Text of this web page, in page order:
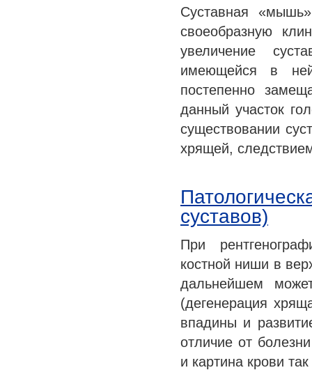
Суставная
своеобразную
увеличение
имеющейся в
постепенно
данный участок
существовании
хрящей,
суставов)
При
костной ниши в
дальнейшем
(дегенерация
впадины и
отличие от
и картина крови